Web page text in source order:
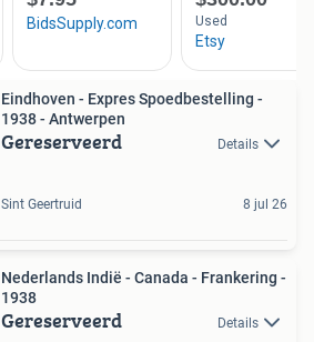
Eindhoven - Expres Spoedbestelling -
1938 - Antwerpen
Gereserveerd Details
Sint Geertruid 8 jul 26
Nederlands Indië - Canada - Frankering -
1938
Gereserveerd Details